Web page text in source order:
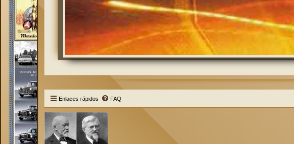
Enlaces rápidos FAQ